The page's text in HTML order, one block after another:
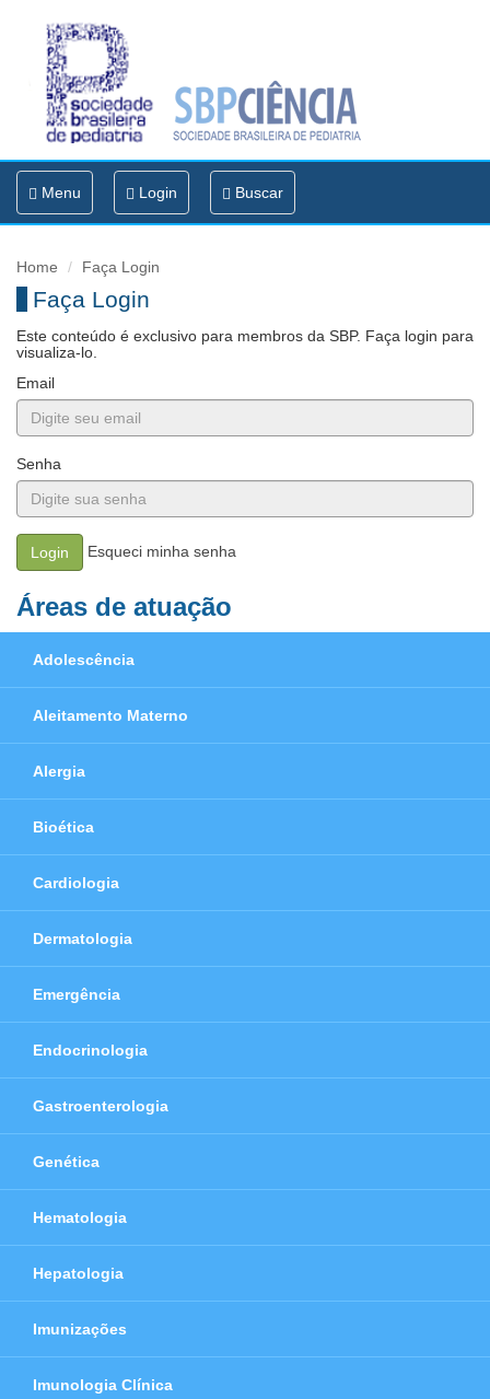
Toggle
navigation
Menu Login Buscar
Home Faça Login
Faça Login
Este conteúdo é exclusivo para membros da SBP. Faça login para
visualiza-lo.
Email
Senha
Login Esqueci minha senha
Áreas de atuação
Adolescência
Aleitamento Materno
Alergia
Bioética
Cardiologia
Dermatologia
Emergência
Endocrinologia
Gastroenterologia
Genética
Hematologia
Hepatologia
Imunizações
Imunologia Clínica